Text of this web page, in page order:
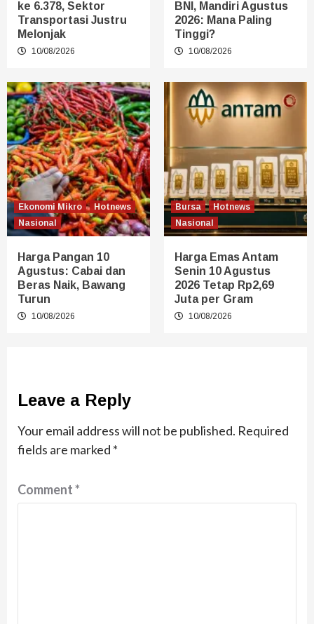
ke 6.378, Sektor
Transportasi Justru
Melonjak
10/08/2026
BNI, Mandiri Agustus
2026: Mana Paling
Tinggi?
10/08/2026
Ekonomi Mikro
Hotnews
Nasional
Harga Pangan 10
Agustus: Cabai dan
Beras Naik, Bawang
Turun
10/08/2026
Bursa
Hotnews
Nasional
Harga Emas Antam
Senin 10 Agustus
2026 Tetap Rp2,69
Juta per Gram
10/08/2026
Leave a Reply
Your email address will not be published. Required
fields are marked *
Comment*